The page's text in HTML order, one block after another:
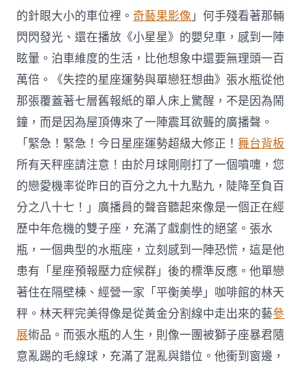
的針眼大小的車位裡。奇藝果影像」何手殘看著那輛
閃閃發光、還在播放《小星星》的嬰兒車，感到一陣
眩暈。泊車維度的生活，比他想象中還要無理頭一百
萬倍。《失控的星座運勢與單戀狂想曲》張水瓶從他
那張覆蓋著七層舊報紙的單人床上驚醒，不是因為鬧
鐘，而是因為屋頂傳來了一陣震耳欲聾的廣播聲。
「緊急！緊急！今日星座運勢超級大修正！舞台背板
所有天秤座請注意！由於月球剛剛打了一個噴嚏，您
的戀愛機率從昨日的百分之九十九點九，陡降至負百
分之八十七！」廣播員的聲音聽起來像是一個正在經
歷中年危機的雙子座，充滿了戲劇性的絕望。張水
瓶，一個典型的水瓶座，立刻感到一陣恐慌，這是他
患有「星座預報壓力症候群」後的標準反應。他單戀
著住在隔壁棟、經營一家「平衡美學」咖啡館的林天
秤。林天秤完美得像是從黃金分割線中走出來的藝參
展術品。而張水瓶的人生，則像一團被獅子座暴君隨
意亂踢的毛線球，充滿了混亂與錯位。他衝到窗邊，